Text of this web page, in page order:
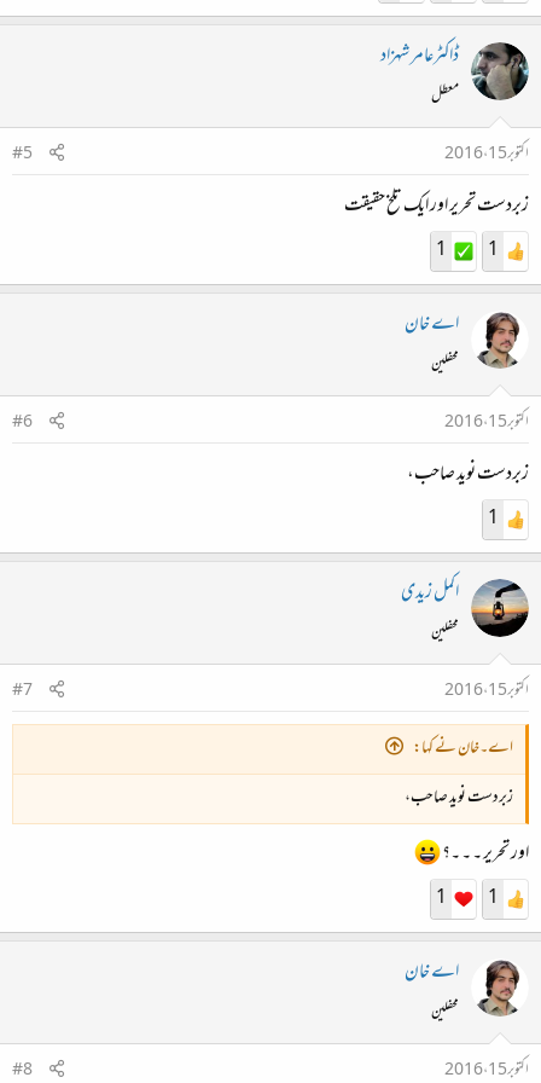
جائے. اور ہم اس بات پر بھی غور کر سکیں کہ ہم بڑی برق رفتاری سے جا رہے ہیں....مگر ہم جا کدھر
رہے ہیں؟ ڈاکٹرعامر شہزاد
معطل
اکتوبر 15، 2016
#5
زبردست تحریر اور ایک تلخ حقیقت
1
1
اے خان
محفلین
اکتوبر 15، 2016
#6
زبردست نوید صاحب،
1
اکمل زیدی
محفلین
اکتوبر 15، 2016
#7
اے۔خان نے کہا:
زبردست نوید صاحب،
اور تحریر ۔ ۔ ۔؟
1
1
اے خان
محفلین
اکتوبر 15، 2016
#8